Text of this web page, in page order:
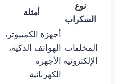
نوع
السكراب
أمثلة
المخلفات
الإلكترونية
أجهزة الكمبيوتر،
الهواتف الذكية،
الأجهزة
الكهربائية